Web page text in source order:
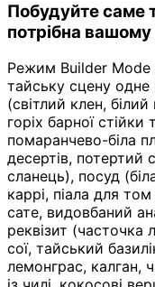
Побудуйте саме
потрібна
Режим Builder Mode
тайську сцену одне
(світлий клен,
горіх барної
помаранчево-біла
десертів, потертий
сланець), посуд
каррі, піала для
сате, видовбаний
реквізит (часточка
сої, тайський
лемонграс, калган,